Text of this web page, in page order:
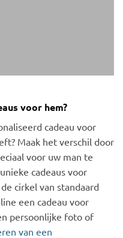
voor hem?
cadeau voor
Maak het verschil door
voor uw man te
cadeaus voor
cirkel van standaard
een cadeau voor
persoonlijke foto of
van een